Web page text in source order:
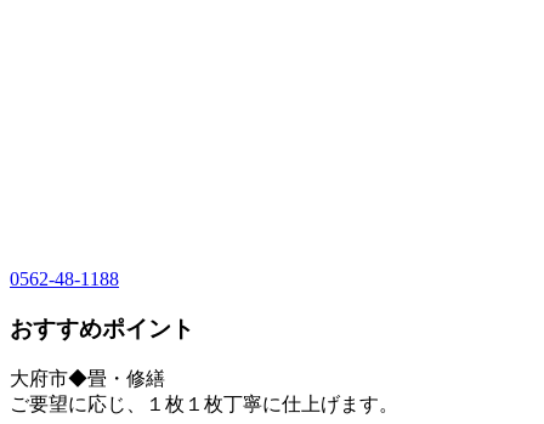
0562-48-1188
おすすめポイント
大府市◆畳・修繕
ご要望に応じ、１枚１枚丁寧に仕上げます。